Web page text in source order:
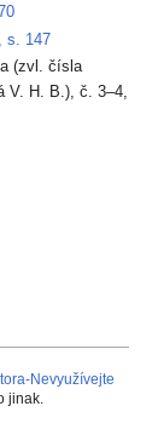
s. 147
(zvl. čísla
V. H. B.), č. 3–4,
Nevyužívejte
jinak.